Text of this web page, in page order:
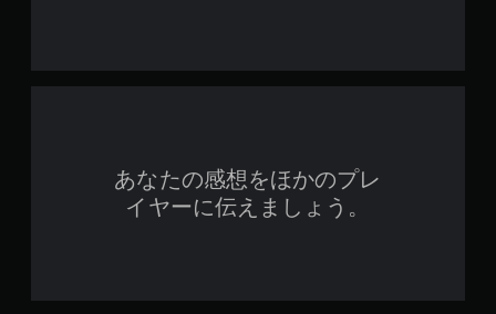
あなたの感想をほかのプレ
イヤーに伝えましょう。